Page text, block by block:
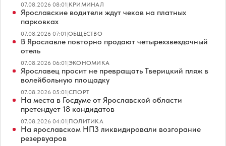
07.08.2026 08:01|КРИМИНАЛ
Ярославские водители ждут чеков на платных
парковках
07.08.2026 07:01|ОБЩЕСТВО
В Ярославле повторно продают четырехзвездочный
отель
07.08.2026 06:01|ЭКОНОМИКА
Ярославец просит не превращать Тверицкий пляж в
волейбольную площадку
07.08.2026 05:01|СПОРТ
На места в Госдуме от Ярославской области
претендует 18 кандидатов
07.08.2026 04:01|ПОЛИТИКА
На ярославском НПЗ ликвидировали возгорание
резервуаров